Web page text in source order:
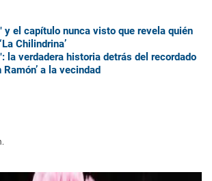
y el capítulo nunca visto que revela quién
Chilindrina’
la verdadera historia detrás del recordado
Ramón’ a la vecindad